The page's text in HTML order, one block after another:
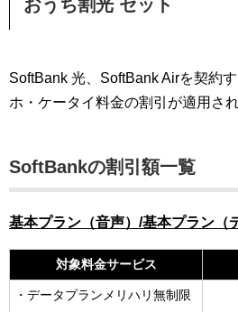
おうち割光 セット
SoftBank 光、SoftBank Airを契約
ホ・ケータイ料金の割引が適用され
SoftBankの割引額一覧
基本プラン（音声）/基本プラン（
対象料金サービス
・データプランメリハリ無制限